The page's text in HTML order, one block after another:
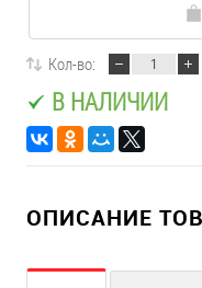
Кол-во:
В НАЛИЧИИ
ОПИСАНИЕ